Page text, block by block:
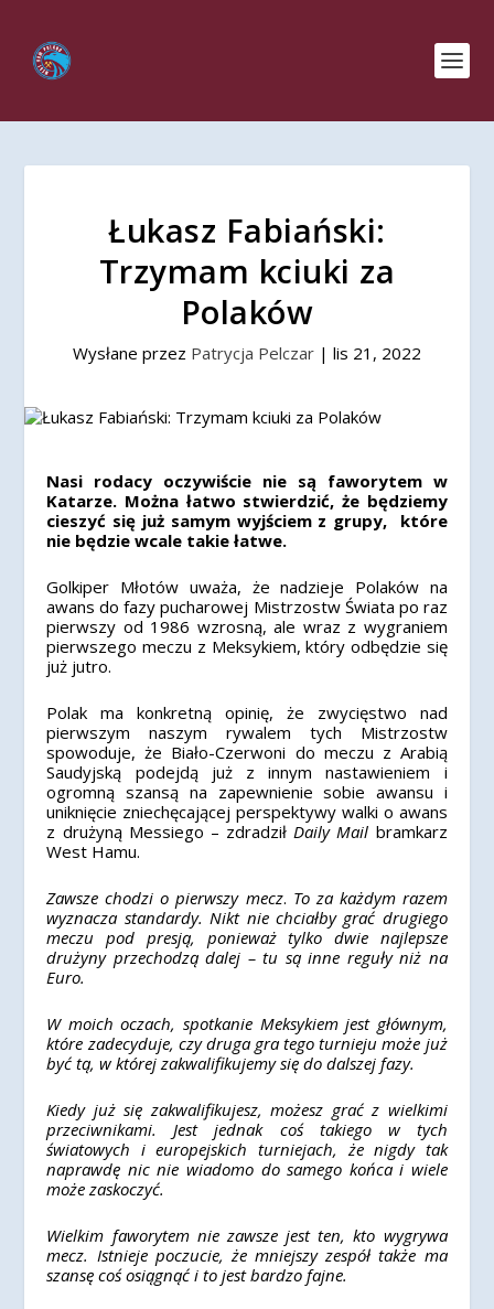
Łukasz Fabiański:
Trzymam kciuki za
Polaków
Wysłane przez Patrycja Pelczar | lis 21, 2022
Nasi rodacy oczywiście nie są faworytem w
Katarze. Można łatwo stwierdzić, że będziemy
cieszyć się już samym wyjściem z grupy, które
nie będzie wcale takie łatwe.
Golkiper Młotów uważa, że ​​nadzieje Polaków na
awans do fazy pucharowej Mistrzostw Świata po raz
pierwszy od 1986 wzrosną, ale wraz z wygraniem
pierwszego meczu z Meksykiem, który odbędzie się
już jutro.
Polak ma konkretną opinię, że zwycięstwo nad
pierwszym naszym rywalem tych Mistrzostw
spowoduje, że Biało-Czerwoni do meczu z Arabią
Saudyjską podejdą już z innym nastawieniem i
ogromną szansą na zapewnienie sobie awansu i
uniknięcie zniechęcającej perspektywy walki o awans
z drużyną Messiego – zdradziłDaily Mail bramkarz
West Hamu.
Zawsze chodzi o pierwszy mecz. To za każdym razem
wyznacza standardy. Nikt nie chciałby grać drugiego
meczu pod presją, ponieważ tylko dwie najlepsze
drużyny przechodzą dalej – tu są inne reguły niż na
Euro.
W moich oczach, spotkanie Meksykiem jest głównym,
które zadecyduje, czy druga gra tego turnieju może już
być tą, w której zakwalifikujemy się do dalszej fazy.
Kiedy już się zakwalifikujesz, możesz grać z wielkimi
przeciwnikami. Jest jednak coś takiego w tych
światowych i europejskich turniejach, że nigdy tak
naprawdę nic nie wiadomo do samego końca i wiele
może zaskoczyć.
Wielkim faworytem nie zawsze jest ten, kto wygrywa
mecz. Istnieje poczucie, że mniejszy zespół także ma
szansę coś osiągnąć i to jest bardzo fajne.